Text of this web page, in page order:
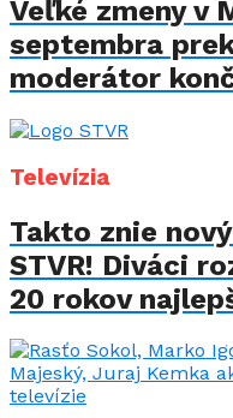
Veľké zmeny v
septembra
moderátor
Televízia
Takto znie
STVR! Diváci
20 rokov